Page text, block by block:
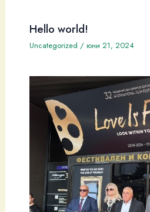
Hello world!
Uncategorized / юни 21, 2024